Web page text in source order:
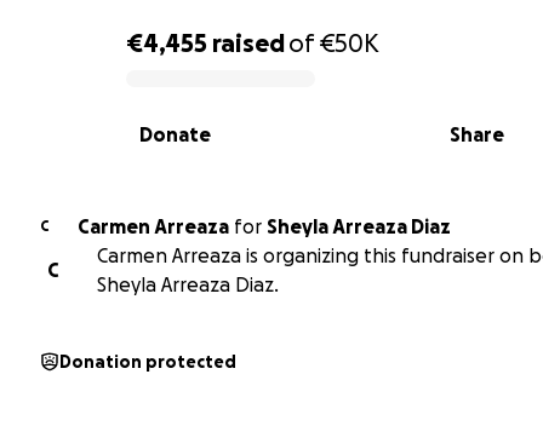
0% complete
€4,455 raisedof€50K
Share
Donate
C Carmen Arreaza for
Sheyla Arreaza Diaz
C
Carmen Arreaza is organizing this fundraiser on
Sheyla Arreaza Diaz.
Donation protected